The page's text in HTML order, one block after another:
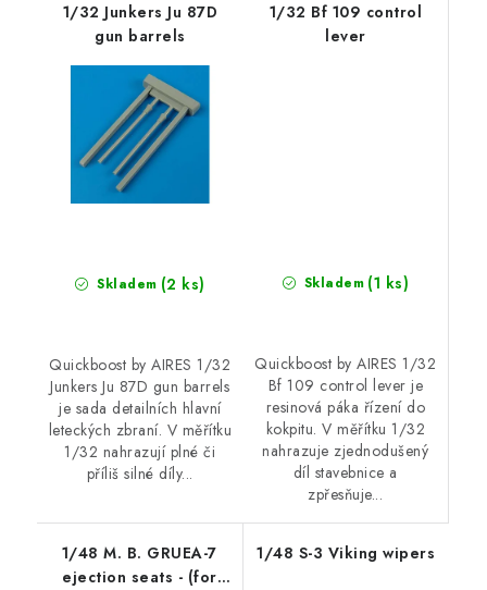
1/32 Junkers Ju 87D
gun barrels
Skladem (2 ks)
Quickboost by AIRES 1/32
Junkers Ju 87D gun barrels
je sada detailních hlavní
leteckých zbraní. V měřítku
1/32 nahrazují plné či
příliš silné díly...
1/32 Bf 109 control
lever
Skladem (1 ks)
Quickboost by AIRES 1/32
Bf 109 control lever je
resinová páka řízení do
kokpitu. V měřítku 1/32
nahrazuje zjednodušený
díl stavebnice a
zpřesňuje...
1/48 M. B. GRUEA-7
ejection seats - (for
1/48 S-3 Viking wipers